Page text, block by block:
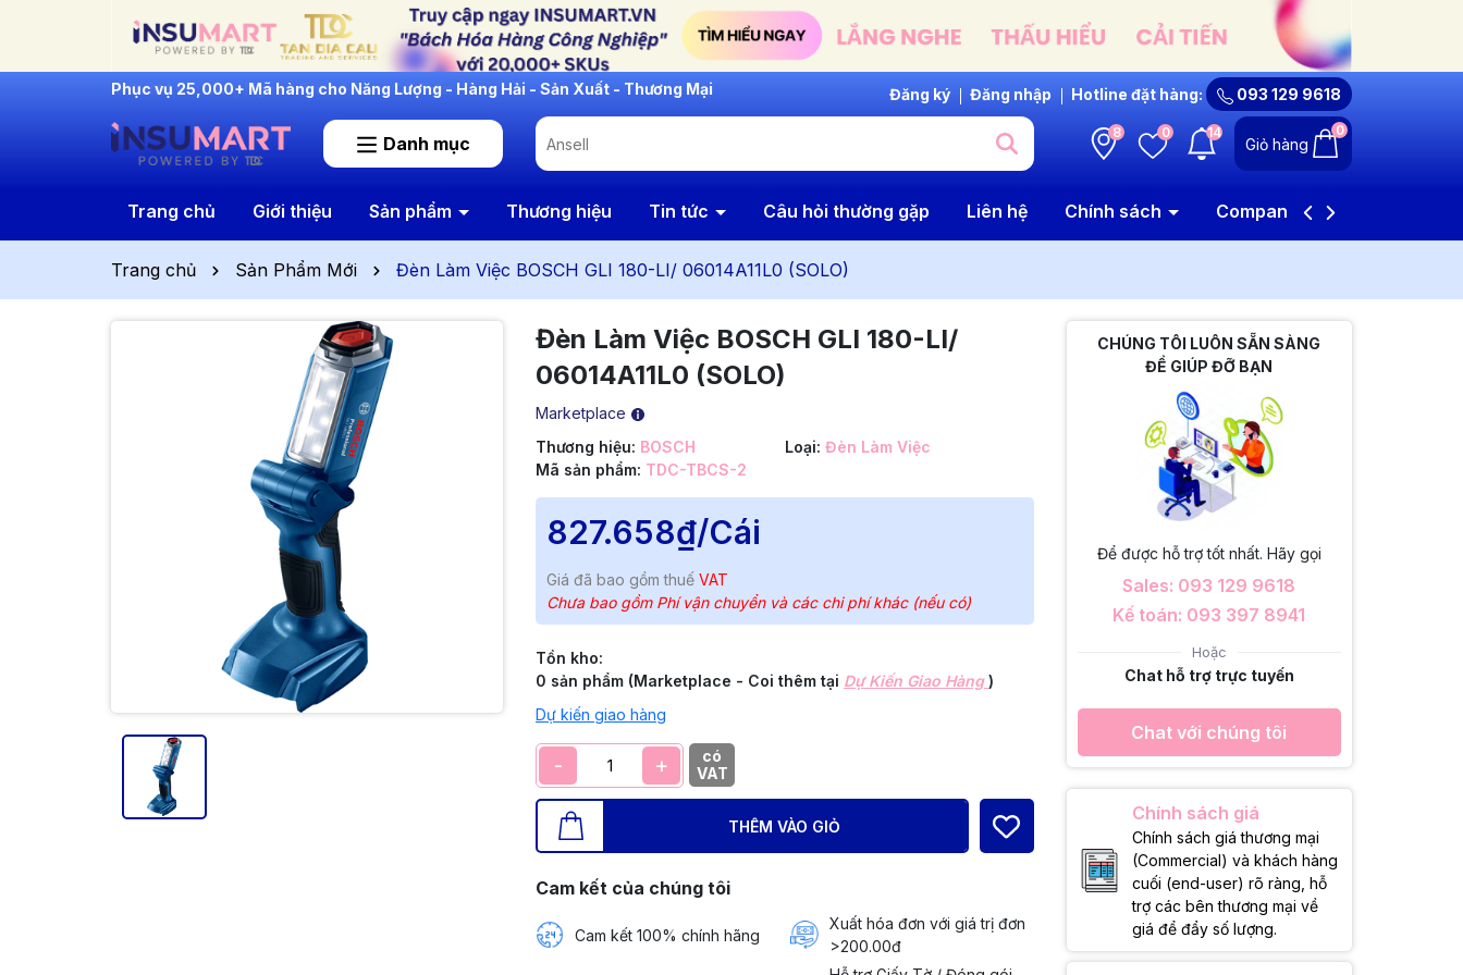
INSUMART: Lắng Nghe - Thấu Hiểu - Cải Tiến Đăng ký Đăng nhập Hotline đặt hàng: 093 129 9618
Danh mục
8 0 14
Giỏ hàng
0
Trang chủ Giới thiệu Sản phẩm Thương hiệu Tin tức Câu hỏi thường gặp Liên hệ Chính sách Company Profile
Trang chủ Sản Phẩm Mới Đèn Làm Việc BOSCH GLI 180-LI/ 06014A11L0 (SOLO)
Đèn Làm Việc BOSCH GLI 180-LI/
06014A11L0 (SOLO)
Marketplace
Thương hiệu: BOSCH Loại: Đèn Làm Việc
Mã sản phẩm: TDC-TBCS-2
827.658₫/Cái
Giá đã bao gồm thuế VAT
Chưa bao gồm Phí vận chuyển và các chi phí khác (nếu có)
Tồn kho:
0 sản phẩm (Marketplace - Coi thêm tại Dự Kiến Giao Hàng)
Dự kiến giao hàng
- +
có
VAT
THÊM VÀO GIỎ
Cam kết của chúng tôi
Cam kết 100% chính hãng
Xuất hóa đơn với giá trị đơn
>200.00đ
CHÚNG TÔI LUÔN SẴN SÀNG
ĐỂ GIÚP ĐỠ BẠN
Để được hỗ trợ tốt nhất. Hãy gọi
Sales: 093 129 9618
Kế toán: 093 397 8941
Hoặc
Chat hỗ trợ trực tuyến
Chat với chúng tôi
Chính sách giá
Chính sách giá thương mại
(Commercial) và khách hàng
cuối (end-user) rõ ràng, hỗ
trợ các bên thương mại về
giá để đẩy số lượng.